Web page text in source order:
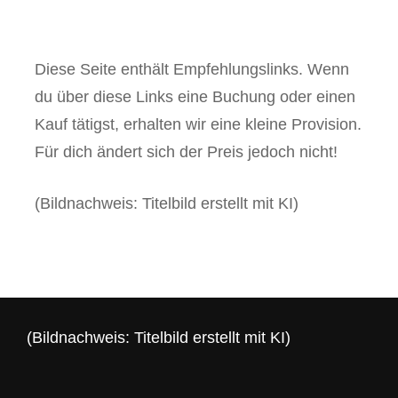
Diese Seite enthält Empfehlungslinks. Wenn
du über diese Links eine Buchung oder einen
Kauf tätigst, erhalten wir eine kleine Provision.
Für dich ändert sich der Preis jedoch nicht!
(Bildnachweis: Titelbild erstellt mit KI)
(Bildnachweis: Titelbild erstellt mit KI)